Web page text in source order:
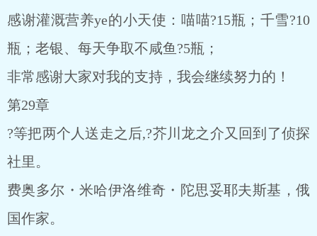
感谢灌溉营养ye的小天使：喵喵?15瓶；千雪?10
瓶；老银、每天争取不咸鱼?5瓶；
非常感谢大家对我的支持，我会继续努力的！
第29章
?等把两个人送走之后,?芥川龙之介又回到了侦探
社里。
费奥多尔・米哈伊洛维奇・陀思妥耶夫斯基，俄
国作家。